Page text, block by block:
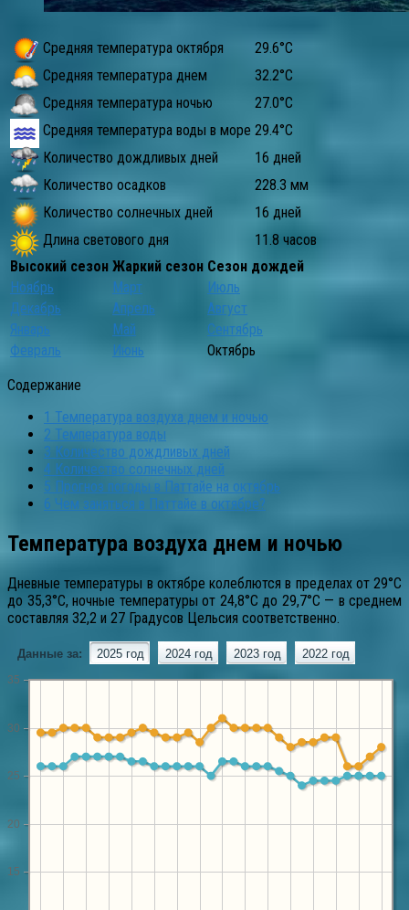
Средняя температура октября
29.6°C
Средняя температура днем
32.2°C
Средняя температура ночью
27.0°C
Средняя температура воды в море 29.4°C
Количество дождливых дней
16 дней
Количество осадков
228.3 мм
Количество солнечных дней
16 дней
Длина светового дня
11.8 часов
Высокий сезон Жаркий сезон Сезон дождей
Ноябрь
Март
Июль
Декабрь
Апрель
Август
Январь
Май
Сентябрь
Февраль
Июнь
Октябрь
Содержание
1 Температура воздуха днем и ночью
2 Температура воды
3 Количество дождливых дней
4 Количество солнечных дней
5 Прогноз погоды в Паттайе на октябрь
6 Чем заняться в Паттайе в октябре?
Температура воздуха днем и ночью
Дневные температуры в октябре колеблются в пределах от 29°C
до 35,3°C, ночные температуры от 24,8°C до 29,7°C — в среднем
составляя 32,2 и 27 Градусов Цельсия соответственно.